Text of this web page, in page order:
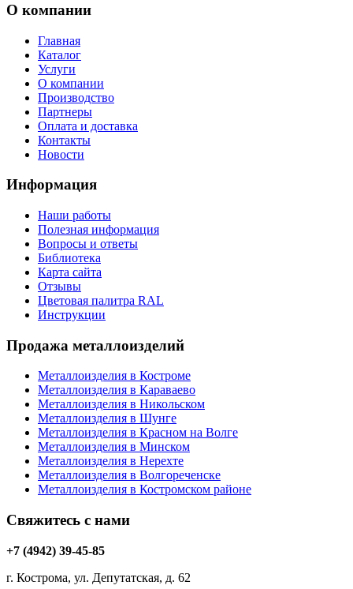
О компании
Главная
Каталог
Услуги
О компании
Производство
Партнеры
Оплата и доставка
Контакты
Новости
Информация
Наши работы
Полезная информация
Вопросы и ответы
Библиотека
Карта сайта
Отзывы
Цветовая палитра RAL
Инструкции
Продажа металлоизделий
Металлоизделия в Костроме
Металлоизделия в Караваево
Металлоизделия в Никольском
Металлоизделия в Шунге
Металлоизделия в Красном на Волге
Металлоизделия в Минском
Металлоизделия в Нерехте
Металлоизделия в Волгореченске
Металлоизделия в Костромском районе
Свяжитесь с нами
+7 (4942) 39-45-85
г. Кострома, ул. Депутатская, д. 62